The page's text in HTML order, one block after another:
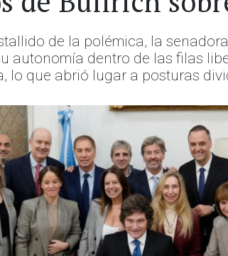
de la polémica, la
autonomía dentro de las filas
lo que abrió lugar a posturas